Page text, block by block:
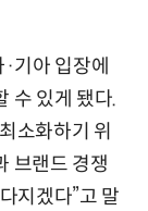
기아 입장에
수 있게 됐다.
소화하기 위
브랜드 경쟁
지겠다”고 말